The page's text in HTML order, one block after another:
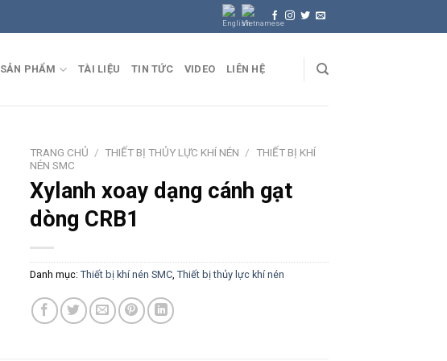
SẢN PHẨM TÀI LIỆU TIN TỨC VIDEO LIÊN HỆ
TRANG CHỦ / THIẾT BỊ THỦY LỰC KHÍ NÉN / THIẾT BỊ KHÍ
NÉN SMC
Xylanh xoay dạng cánh gạt
dòng CRB1
Danh mục:Thiết bị khí nén SMC ,Thiết bị thủy lực khí nén